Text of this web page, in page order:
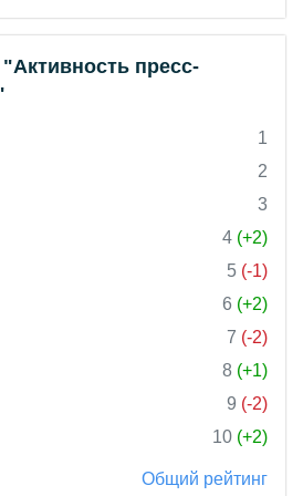
пресс-
1
2
3
4 (+2)
5 (-1)
6 (+2)
7 (-2)
8 (+1)
9 (-2)
10 (+2)
Общий рейтинг